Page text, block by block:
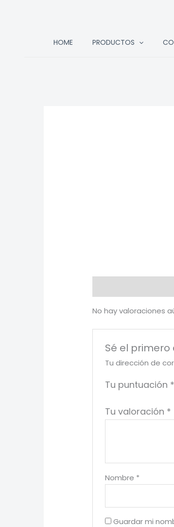
HOME PRODUCTOS
No hay valoraciones
Sé el primero
Tu dirección de
Tu puntuación *
Tu valoración *
Nombre *
Guardar mi